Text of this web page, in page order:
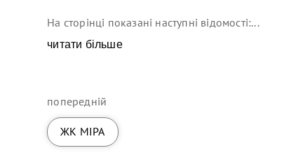
На сторінці показані наступні відомості:...
читати більше
попередній
ЖК МІРА